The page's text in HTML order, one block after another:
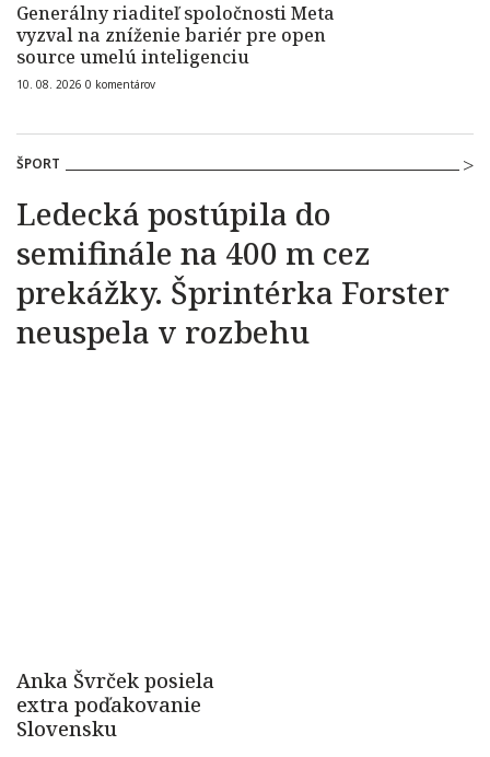
Generálny riaditeľ spoločnosti Meta
vyzval na zníženie bariér pre open
source umelú inteligenciu
10. 08. 2026 0 komentárov
ŠPORT